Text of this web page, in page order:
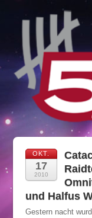
OKT.
17
2010
und Halfus
Gestern nacht